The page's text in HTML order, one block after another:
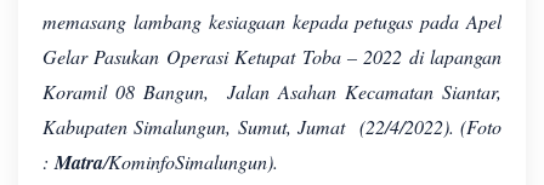
memasang lambang kesiagaan kepada petugas pada Apel
Gelar Pasukan Operasi Ketupat Toba – 2022 di lapangan
Koramil 08 Bangun, Jalan Asahan Kecamatan Siantar,
Kabupaten Simalungun, Sumut, Jumat (22/4/2022). (Foto
: Matra/KominfoSimalungun).